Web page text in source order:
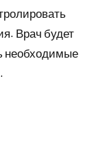
Врач будет
необходимые